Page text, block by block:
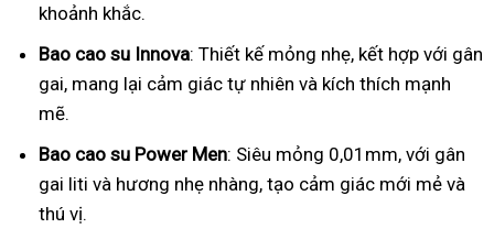
khoảnh khắc.
Bao cao su Innova: Thiết kế mỏng nhẹ, kết hợp với gân
gai, mang lại cảm giác tự nhiên và kích thích mạnh
mẽ.
Bao cao su Power Men: Siêu mỏng 0,01mm, với gân
gai liti và hương nhẹ nhàng, tạo cảm giác mới mẻ và
thú vị.